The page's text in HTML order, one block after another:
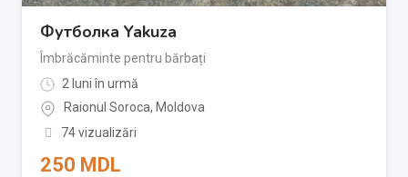
Футболка Yakuza
Îmbrăcăminte pentru bărbați
2 luni în urmă
Raionul Soroca, Moldova
74 vizualizări
250 MDL